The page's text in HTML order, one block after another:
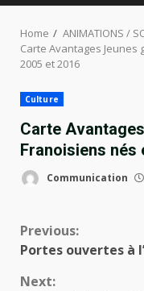
Home ANIMATIONS /
Carte Avantages
2005 et 2016
Culture
Carte
Franoisiens nés
Communication
Continue
Previous:
Portes ouvertes à
Next: